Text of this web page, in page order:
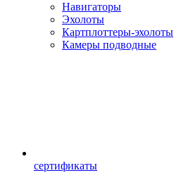
Навигаторы
Эхолоты
Картплоттеры-эхолоты
Камеры подводные
сертификаты